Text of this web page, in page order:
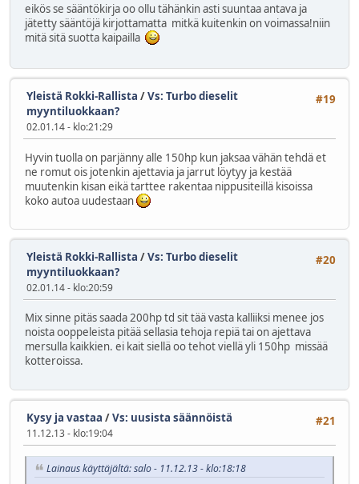
eikös se sääntökirja oo ollu tähänkin asti suuntaa antava ja
jätetty sääntöjä kirjottamatta mitkä kuitenkin on voimassa!niin
mitä sitä suotta kaipailla
#19
Yleistä Rokki-Rallista /Vs: Turbo dieselit
myyntiluokkaan?
02.01.14 - klo:21:29
Hyvin tuolla on parjänny alle 150hp kun jaksaa vähän tehdä et
ne romut ois jotenkin ajettavia ja jarrut löytyy ja kestää
muutenkin kisan eikä tarttee rakentaa nippusiteillä kisoissa
koko autoa uudestaan
#20
Yleistä Rokki-Rallista /Vs: Turbo dieselit
myyntiluokkaan?
02.01.14 - klo:20:59
Mix sinne pitäs saada 200hp td sit tää vasta kalliiksi menee jos
noista ooppeleista pitää sellasia tehoja repiä tai on ajettava
mersulla kaikkien. ei kait siellä oo tehot viellä yli 150hp missää
kotteroissa.
#21
Kysy ja vastaa /Vs: uusista säännöistä
11.12.13 - klo:19:04
Lainaus käyttäjältä: salo - 11.12.13 - klo:18:18